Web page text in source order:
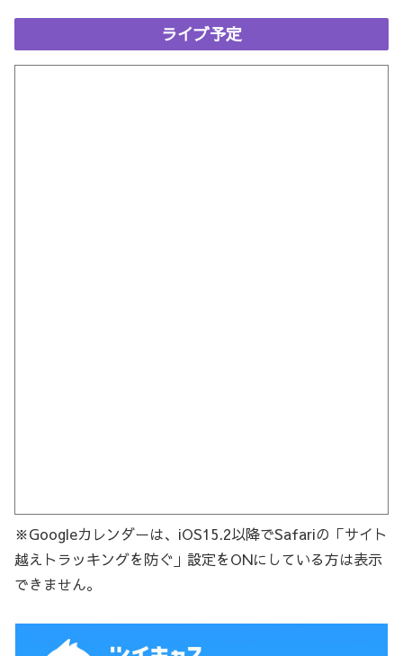
ライブ予定
※Googleカレンダーは、iOS15.2以降でSafariの「サイト
越えトラッキングを防ぐ」設定をONにしている方は表示
できません。